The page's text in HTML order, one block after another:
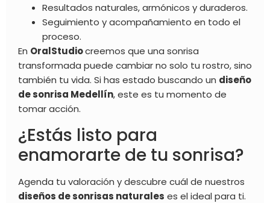
Resultados naturales, armónicos y duraderos.
Seguimiento y acompañamiento en todo el
proceso.
En OralStudiocreemos que una sonrisa
transformada puede cambiar no solo tu rostro, sino
también tu vida. Si has estado buscando un diseño
de sonrisa Medellín, este es tu momento de
tomar acción.
¿Estás listo para
enamorarte de tu sonrisa?
Agenda tu valoración y descubre cuál de nuestros
diseños de sonrisas naturales es el ideal para ti.